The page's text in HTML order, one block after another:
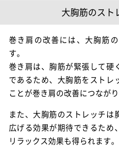
大胸筋のスト
巻き肩の改善には、大胸筋
す。
巻き肩は、胸筋が緊張して硬
であるため、大胸筋をストレ
ことが巻き肩の改善につながり
また、大胸筋のストレッチは
広げる効果が期待できるため
リラックス効果も得られます。